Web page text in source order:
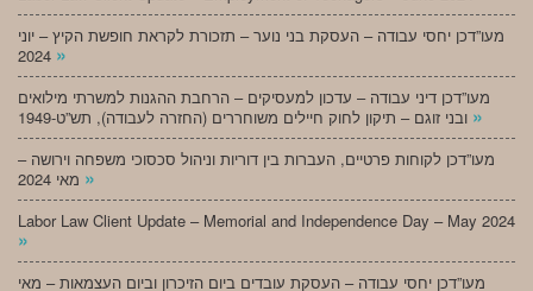
מעו”דכן יחסי עבודה – העסקת בני נוער – תזכורת לקראת חופשת הקיץ – יוני
»
מעו”דכן דיני עבודה – עדכון למעסיקים – הרחבת ההגנות למשרתי מילואים
»
מעו”דכן לקוחות פרטיים, העברות בין דוריות וניהול סכסוכי משפחה וירושה –
»
Labor Law Client Update – Memorial and Independence Day – May 2024
»
מעו”דכן יחסי עבודה – העסקת עובדים ביום הזיכרון וביום העצמאות – מאי